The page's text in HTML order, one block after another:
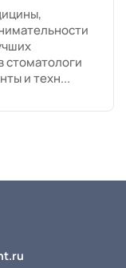
стоматологи
и техн...